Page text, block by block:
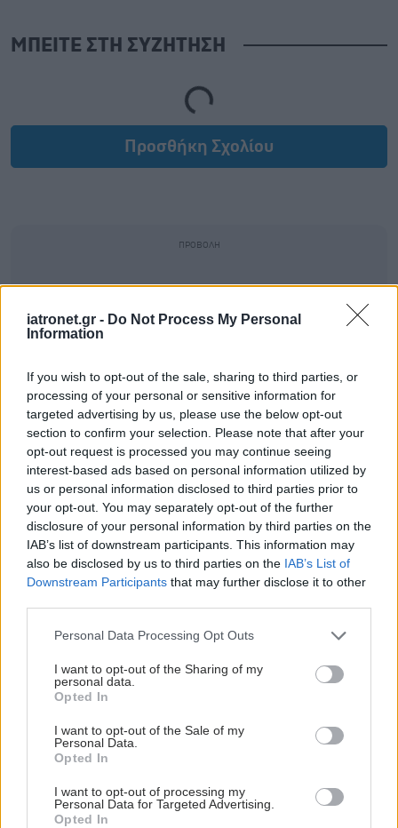
iatronet.gr - Do Not Process My Personal
Information
If you wish to opt-out of the sale, sharing to third parties, or
processing of your personal or sensitive information for
targeted advertising by us, please use the below opt-out
section to confirm your selection. Please note that after your
opt-out request is processed you may continue seeing
interest-based ads based on personal information utilized by
us or personal information disclosed to third parties prior to
your opt-out. You may separately opt-out of the further
disclosure of your personal information by third parties on the
IAB’s list of downstream participants. This information may
also be disclosed by us to third parties on the IAB’s List of
Downstream Participants that may further disclose it to other
Please note that this website/app uses one or more Google
not limited to your visit or usage behaviour. You may click to
grant or deny consent to Google and its third-party tags to
use your data for below specified purposes in below Google
consent section.
Personal Data Processing Opt Outs
I want to opt-out of the Sharing of my
personal data.
Opted In
I want to opt-out of the Sale of my
Personal Data.
Opted In
I want to opt-out of processing my
Personal Data for Targeted Advertising.
Opted In
ΜΠΕΙΤΕ ΣΤΗ ΣΥΖΗΤΗΣΗ
Loading...
Προσθήκη Σχολίου